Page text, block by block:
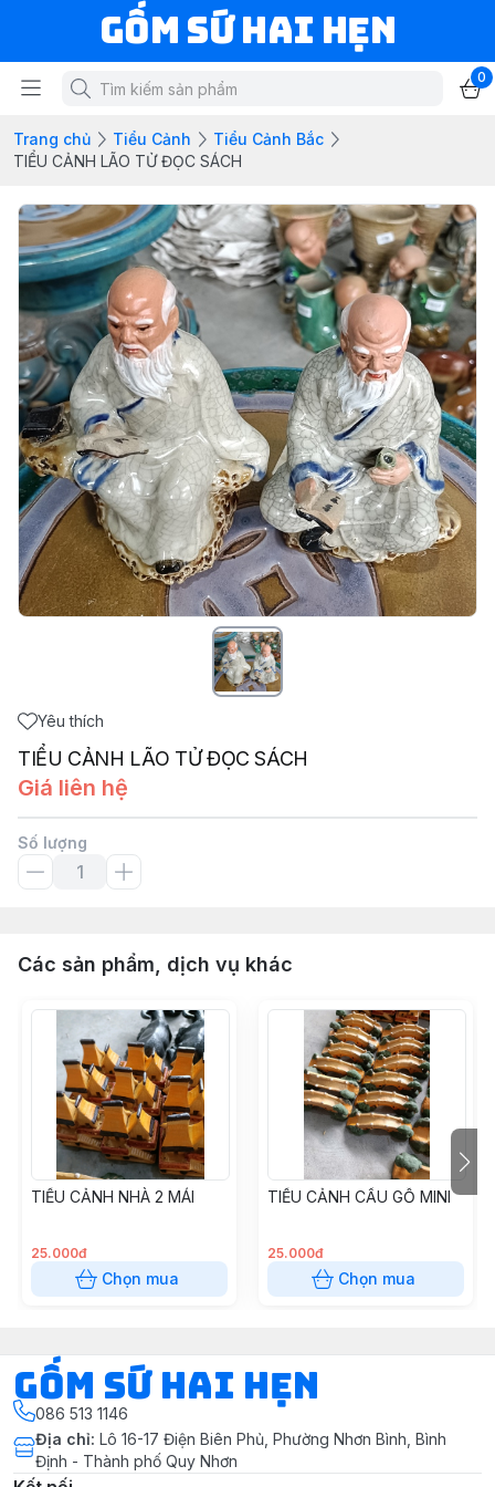
Gốm Sứ Hai Hẹn
0
Trang chủ Tiểu Cảnh
Tiểu Cảnh Bắc
TIỂU CẢNH LÃO TỬ ĐỌC SÁCH
Yêu thích
TIỂU CẢNH LÃO TỬ ĐỌC SÁCH
Giá liên hệ
Số lượng
Các sản phẩm, dịch vụ khác
TIỂU CẢNH NHÀ 2 MÁI
25.000đ
Chọn mua
TIỂU CẢNH CẦU GỖ MINI
25.000đ
Chọn mua
Gốm Sứ Hai Hẹn
086 513 1146
Địa chỉ: Lô 16-17 Điện Biên Phủ, Phường Nhơn Bình, Bình
Định - Thành phố Quy Nhơn